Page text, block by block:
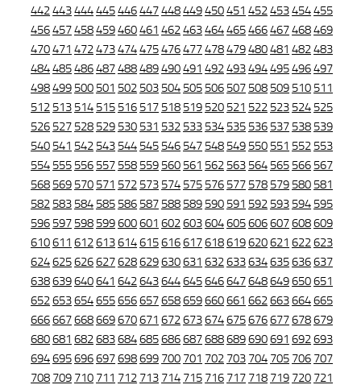
442443444445446447448449450451 452453454455
456457458459460461 462463464465466467468469
470471 472473474475476477478479480481 482483
484485486487488489490491 492493494495496497
498499 500 501 502 503 504 505 506 507 508 509 510 511
512 513 514 515 516 517 518 519 520 521 522 523 524 525
526 527 528 529 530 531 532 533 534 535 536 537 538 539
540 541 542 543 544 545 546 547 548 549 550 551 552 553
554 555 556 557 558 559 560 561 562 563 564 565 566 567
568 569 570 571 572 573 574 575 576 577 578 579 580 581
582 583 584 585 586 587 588 589 590 591 592 593 594 595
596 597 598 599600601 602603604605606607608609
610611 612613614615616617618619620621 622623
624625626627628629630631 632633634635636637
638639640641 642643644645646647648649650651
652653654655656657658659660661 662663664665
666667668669670671 672673674675676677678679
680681 682683684685686687688689690691 692693
694695696697698699 700 701 702 703 704 705 706 707
708 709 710 711 712 713 714 715 716 717 718 719 720 721